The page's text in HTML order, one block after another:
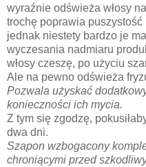
wyraźnie odświeża włosy
trochę poprawia puszystość
jednak niestety bardzo je
wyczesania nadmiaru
włosy czeszę, po użyciu
Ale na pewno odświeża
Pozwala użyskać
konieczności ich mycia.
Z tym się zgodzę,
dwa dni.
Szapon wzbogacony
chroniącymi przed